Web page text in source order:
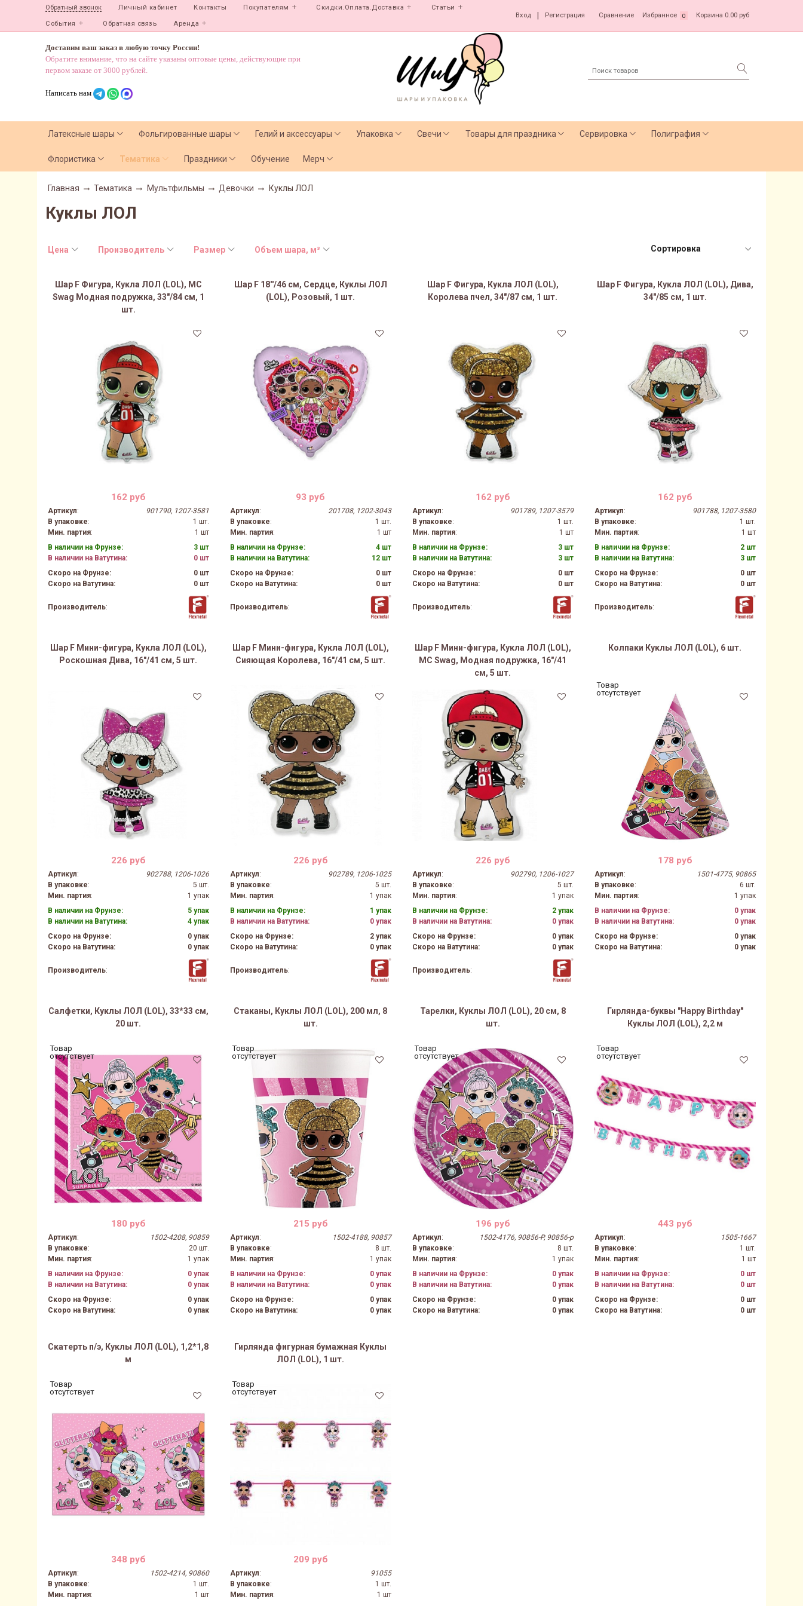
Обратный звонок Личный кабинет Контакты Покупателям Скидки.Оплата.Доставка Статьи
События Обратная связь Аренда
Вход Регистрация Сравнение Избранное 0 Корзина 0.00 руб
Доставим ваш заказ в любую точку России!
Обратите внимание, что на сайте указаны оптовые цены, действующие при
первом заказе от 3000 рублей.
Написать нам
Латексные шары Фольгированные шары Гелий и аксессуары Упаковка Свечи Товары для праздника Сервировка Полиграфия
Флористика Тематика Праздники Обучение Мерч
Главная Тематика Мультфильмы Девочки Куклы ЛОЛ
Куклы ЛОЛ
Цена Производитель Размер Объем шара, м³
Шар F Фигура, Кукла ЛОЛ (LOL), MC
Swag Модная подружка, 33"/84 см, 1
шт.
162 руб
Артикул:
901790, 1207-3581
В упаковке:
1 шт.
Мин. партия:
1 шт
В наличии на Фрунзе:
3 шт
В наличии на Ватутина:
0 шт
Скоро на Фрунзе:
0 шт
Скоро на Ватутина:
0 шт
Производитель:
Шар F 18''/46 см, Сердце, Куклы ЛОЛ
(LOL), Розовый, 1 шт.
93 руб
Артикул:
201708, 1202-3043
В упаковке:
1 шт.
Мин. партия:
1 шт
В наличии на Фрунзе:
4 шт
В наличии на Ватутина:
12 шт
Скоро на Фрунзе:
0 шт
Скоро на Ватутина:
0 шт
Производитель:
Шар F Фигура, Кукла ЛОЛ (LOL),
Королева пчел, 34"/87 см, 1 шт.
162 руб
Артикул:
901789, 1207-3579
В упаковке:
1 шт.
Мин. партия:
1 шт
В наличии на Фрунзе:
3 шт
В наличии на Ватутина:
3 шт
Скоро на Фрунзе:
0 шт
Скоро на Ватутина:
0 шт
Производитель:
Шар F Фигура, Кукла ЛОЛ (LOL), Дива,
34"/85 см, 1 шт.
162 руб
Артикул:
901788, 1207-3580
В упаковке:
1 шт.
Мин. партия:
1 шт
В наличии на Фрунзе:
2 шт
В наличии на Ватутина:
3 шт
Скоро на Фрунзе:
0 шт
Скоро на Ватутина:
0 шт
Производитель:
Шар F Мини-фигура, Кукла ЛОЛ (LOL),
Роскошная Дива, 16"/41 см, 5 шт.
226 руб
Артикул:
902788, 1206-1026
В упаковке:
5 шт.
Мин. партия:
1 упак
В наличии на Фрунзе:
5 упак
В наличии на Ватутина:
4 упак
Скоро на Фрунзе:
0 упак
Скоро на Ватутина:
0 упак
Производитель:
Шар F Мини-фигура, Кукла ЛОЛ (LOL),
Сияющая Королева, 16"/41 см, 5 шт.
226 руб
Артикул:
902789, 1206-1025
В упаковке:
5 шт.
Мин. партия:
1 упак
В наличии на Фрунзе:
1 упак
В наличии на Ватутина:
0 упак
Скоро на Фрунзе:
2 упак
Скоро на Ватутина:
0 упак
Производитель:
Шар F Мини-фигура, Кукла ЛОЛ (LOL),
MC Swag, Модная подружка, 16"/41
см, 5 шт.
226 руб
Артикул:
902790, 1206-1027
В упаковке:
5 шт.
Мин. партия:
1 упак
В наличии на Фрунзе:
2 упак
В наличии на Ватутина:
0 упак
Скоро на Фрунзе:
0 упак
Скоро на Ватутина:
0 упак
Производитель:
Колпаки Куклы ЛОЛ (LOL), 6 шт.
Товар
отсутствует
178 руб
Артикул:
1501-4775, 90865
В упаковке:
6 шт.
Мин. партия:
1 упак
В наличии на Фрунзе:
0 упак
В наличии на Ватутина:
0 упак
Скоро на Фрунзе:
0 упак
Скоро на Ватутина:
0 упак
Салфетки, Куклы ЛОЛ (LOL), 33*33 см,
20 шт.
Товар
отсутствует
180 руб
Артикул:
1502-4208, 90859
В упаковке:
20 шт.
Мин. партия:
1 упак
В наличии на Фрунзе:
0 упак
В наличии на Ватутина:
0 упак
Скоро на Фрунзе:
0 упак
Скоро на Ватутина:
0 упак
Стаканы, Куклы ЛОЛ (LOL), 200 мл, 8
шт.
Товар
отсутствует
215 руб
Артикул:
1502-4188, 90857
В упаковке:
8 шт.
Мин. партия:
1 упак
В наличии на Фрунзе:
0 упак
В наличии на Ватутина:
0 упак
Скоро на Фрунзе:
0 упак
Скоро на Ватутина:
0 упак
Тарелки, Куклы ЛОЛ (LOL), 20 см, 8
шт.
Товар
отсутствует
196 руб
Артикул:
1502-4176, 90856-P, 90856-p
В упаковке:
8 шт.
Мин. партия:
1 упак
В наличии на Фрунзе:
0 упак
В наличии на Ватутина:
0 упак
Скоро на Фрунзе:
0 упак
Скоро на Ватутина:
0 упак
Гирлянда-буквы "Happy Birthday"
Куклы ЛОЛ (LOL), 2,2 м
Товар
отсутствует
443 руб
Артикул:
1505-1667
В упаковке:
1 шт.
Мин. партия:
1 шт
В наличии на Фрунзе:
0 шт
В наличии на Ватутина:
0 шт
Скоро на Фрунзе:
0 шт
Скоро на Ватутина:
0 шт
Скатерть п/э, Куклы ЛОЛ (LOL), 1,2*1,8
м
Товар
отсутствует
348 руб
Артикул:
1502-4214, 90860
В упаковке:
1 шт.
Мин. партия:
1 шт
Гирлянда фигурная бумажная Куклы
ЛОЛ (LOL), 1 шт.
Товар
отсутствует
209 руб
Артикул:
91055
В упаковке:
1 шт.
Мин. партия:
1 шт